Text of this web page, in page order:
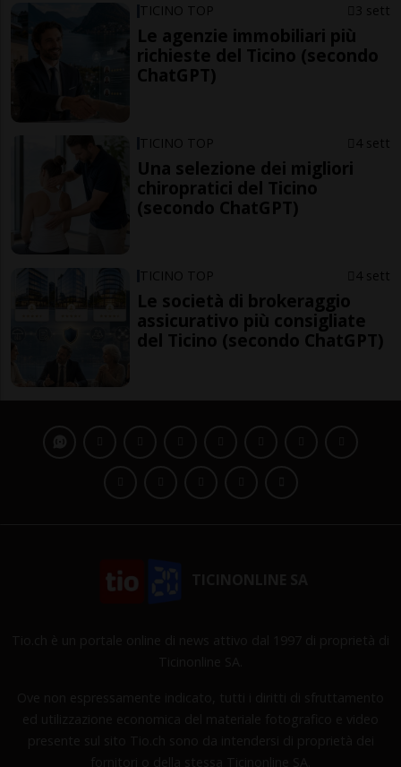
TICINO TOP 3 sett
Le agenzie immobiliari più
richieste del Ticino (secondo
ChatGPT)
TICINO TOP 4 sett
Una selezione dei migliori
chiropratici del Ticino
(secondo ChatGPT)
TICINO TOP 4 sett
Le società di brokeraggio
assicurativo più consigliate
del Ticino (secondo ChatGPT)